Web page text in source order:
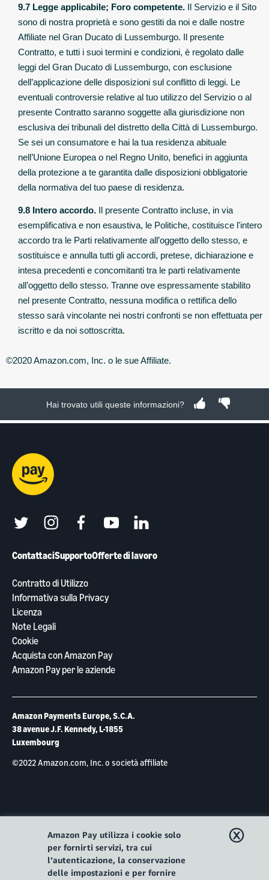
9.7 Legge applicabile; Foro competente. Il Servizio e il Sito
sono di nostra proprietà e sono gestiti da noi e dalle nostre
Affiliate nel Gran Ducato di Lussemburgo. Il presente
Contratto, e tutti i suoi termini e condizioni, è regolato dalle
leggi del Gran Ducato di Lussemburgo, con esclusione
dell’applicazione delle disposizioni sul conflitto di leggi. Le
eventuali controversie relative al tuo utilizzo del Servizio o al
presente Contratto saranno soggette alla giurisdizione non
esclusiva dei tribunali del distretto della Città di Lussemburgo.
Se sei un consumatore e hai la tua residenza abituale
nell’Unione Europea o nel Regno Unito, benefici in aggiunta
della protezione a te garantita dalle disposizioni obbligatorie
della normativa del tuo paese di residenza.
9.8 Intero accordo. Il presente Contratto incluse, in via
esemplificativa e non esaustiva, le Politiche, costituisce l'intero
accordo tra le Parti relativamente all’oggetto dello stesso, e
sostituisce e annulla tutti gli accordi, pretese, dichiarazione e
intesa precedenti e concomitanti tra le parti relativamente
all’oggetto dello stesso. Tranne ove espressamente stabilito
nel presente Contratto, nessuna modifica o rettifica dello
stesso sarà vincolante nei nostri confronti se non effettuata per
iscritto e da noi sottoscritta.
©2020 Amazon.com, Inc. o le sue Affiliate.
Hai trovato utili queste informazioni?
ContattaciSupportoOfferte di lavoro
Contratto di Utilizzo
Informativa sulla Privacy
Licenza
Note Legali
Cookie
Acquista con Amazon Pay
Amazon Pay per le aziende
twitter instagramfacebookyoutubelinkedin
Amazon Payments Europe, S.C.A.
38 avenue J.F. Kennedy, L-1855
Luxembourg
©2022 Amazon.com, Inc. o società affiliate
Amazon Pay utilizza i cookie solo
per fornirti servizi, tra cui
l’autenticazione, la conservazione
delle impostazioni e per fornire
ⓧ